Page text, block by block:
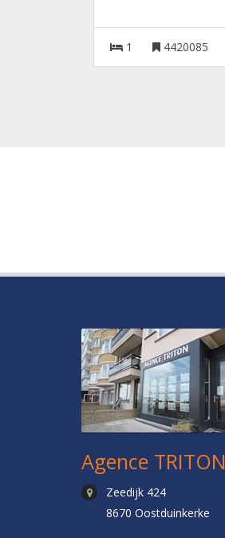
1 4420085
Agence TRITON
Zeedijk 424
8670 Oostduinkerke